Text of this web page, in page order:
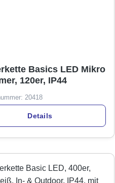
Basics LED Mikro
120er, IP44
20418
Details